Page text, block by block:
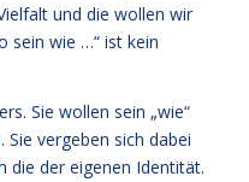
und die wollen wir
sein wie …“ ist kein
Sie wollen sein „wie“
vergeben sich dabei
die der eigenen Identität.